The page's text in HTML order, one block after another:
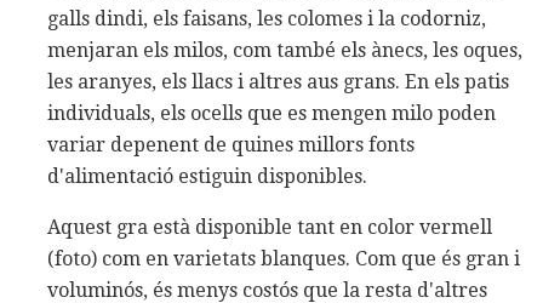
galls dindi, els faisans, les colomes i la codorniz,
menjaran els milos, com també els ànecs, les oques,
les aranyes, els llacs i altres aus grans. En els patis
individuals, els ocells que es mengen milo poden
variar depenent de quines millors fonts
d'alimentació estiguin disponibles.
Aquest gra està disponible tant en color vermell
(foto) com en varietats blanques. Com que és gran i
voluminós, és menys costós que la resta d'altres